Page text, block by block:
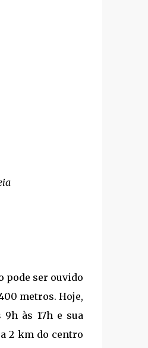
pode ser ouvido
metros. Hoje,
às 17h e sua
2 km do centro